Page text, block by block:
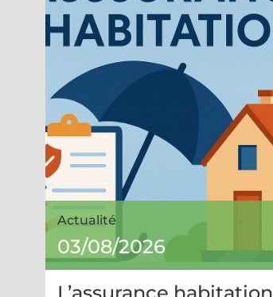
Actualité
03/08/2026